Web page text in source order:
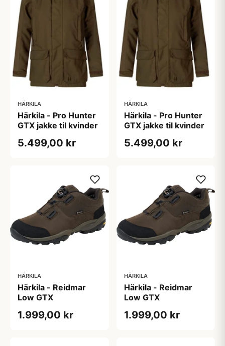
HÄRKILA
Härkila - Pro Hunter
GTX jakke til kvinder
5.499,00 kr
HÄRKILA
Härkila - Pro Hunter
GTX jakke til kvinder
5.499,00 kr
HÄRKILA
Härkila - Reidmar
Low GTX
1.999,00 kr
HÄRKILA
Härkila - Reidmar
Low GTX
1.999,00 kr